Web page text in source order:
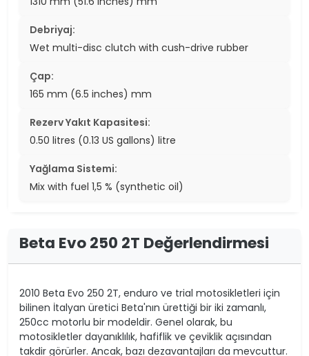
Debriyaj:
Wet multi-disc clutch with cush-drive rubber
Çap:
165 mm (6.5 inches) mm
Rezerv Yakıt Kapasitesi:
0.50 litres (0.13 US gallons) litre
Yağlama Sistemi:
Mix with fuel 1,5 % (synthetic oil)
Beta Evo 250 2T Değerlendirmesi
2010 Beta Evo 250 2T, enduro ve trial motosikletleri için
bilinen İtalyan üretici Beta'nın ürettiği bir iki zamanlı,
250cc motorlu bir modeldir. Genel olarak, bu
motosikletler dayanıklılık, hafiflik ve çeviklik açısından
takdir görürler. Ancak, bazı dezavantajları da mevcuttur.